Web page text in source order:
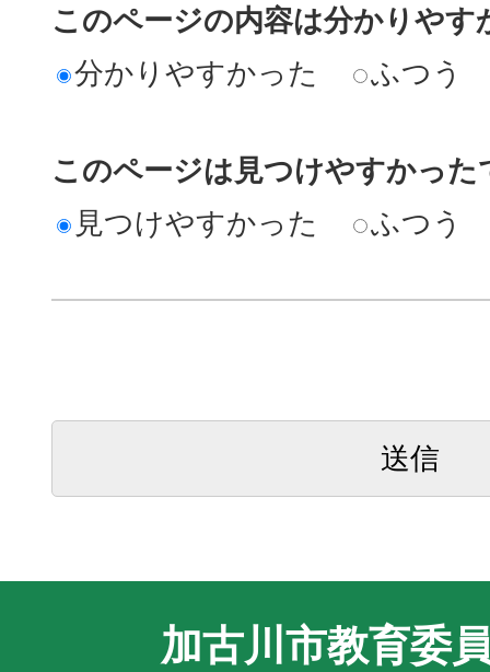
このページの内容は分かりやす
分かりやすかった
ふつう
このページは見つけやすかった
見つけやすかった
ふつう
加古川市教育委